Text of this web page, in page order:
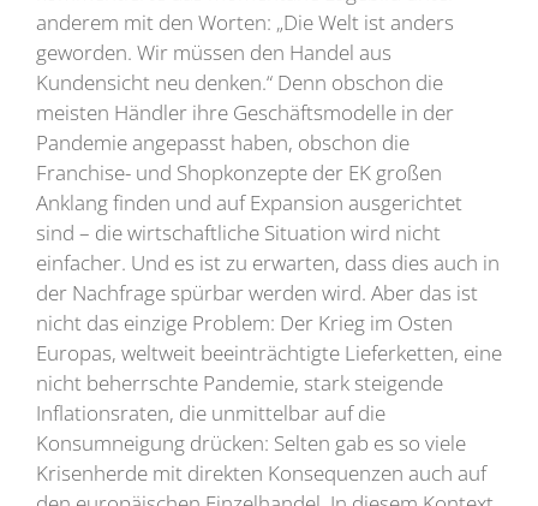
anderem mit den Worten: „Die Welt ist anders
geworden. Wir müssen den Handel aus
Kundensicht neu denken.“ Denn obschon die
meisten Händler ihre Geschäftsmodelle in der
Pandemie angepasst haben, obschon die
Franchise- und Shopkonzepte der EK großen
Anklang finden und auf Expansion ausgerichtet
sind – die wirtschaftliche Situation wird nicht
einfacher. Und es ist zu erwarten, dass dies auch in
der Nachfrage spürbar werden wird. Aber das ist
nicht das einzige Problem: Der Krieg im Osten
Europas, weltweit beeinträchtigte Lieferketten, eine
nicht beherrschte Pandemie, stark steigende
Inflationsraten, die unmittelbar auf die
Konsumneigung drücken: Selten gab es so viele
Krisenherde mit direkten Konsequenzen auch auf